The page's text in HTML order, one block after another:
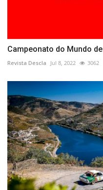
Campeonato do Mundo
Revista Descla Jul 8, 2022 3062